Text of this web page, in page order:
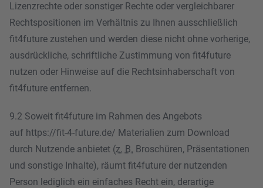
Lizenzrechte oder sonstiger Rechte oder vergleichbarer
Rechtspositionen im Verhältnis zu Ihnen ausschließlich
fit4future zustehen und werden diese nicht ohne vorherige,
ausdrückliche, schriftliche Zustimmung von fit4future
nutzen oder Hinweise auf die Rechtsinhaberschaft von
fit4future entfernen.
9.2 Soweit fit4future im Rahmen des Angebots
auf https://fit-4-future.de/ Materialien zum Download
durch Nutzende anbietet (z. B. Broschüren, Präsentationen
und sonstige Inhalte), räumt fit4future der nutzenden
Person lediglich ein einfaches Recht ein, derartige